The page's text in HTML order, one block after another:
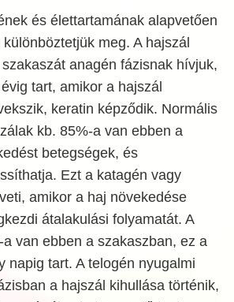
és élettartamának alapvetően
meg. A hajszál
anagén fázisnak hívjuk,
tart, amikor a hajszál
keratin képződik. Normális
kb. 85%-a van ebben a
betegségek, és
Ezt a katagén vagy
amikor a haj növekedése
átalakulási folyamatát. A
van ebben a szakaszban, ez a
napig tart. A telogén nyugalmi
a hajszál kihullása történik,